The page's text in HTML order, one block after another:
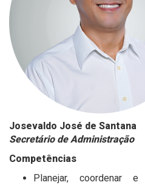
Josevaldo José de Santana
Secretário de Administração
Competências
Planejar, coordenar